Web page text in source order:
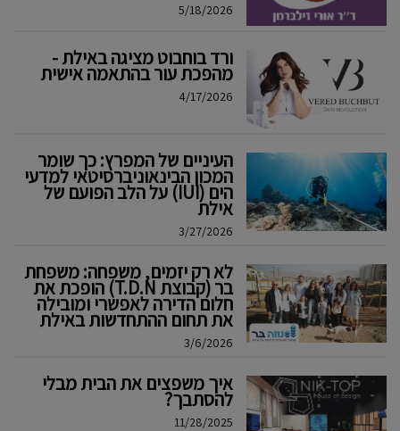
5/18/2026
ורד בוחבוט מציגה באילת -
מהפכת עור בהתאמה אישית
4/17/2026
העיניים של המפרץ: כך שומר
המכון הבינאוניברסיטאי למדעי
הים (IUI) על הלב הפועם של
אילת
3/27/2026
לא רק יזמים, משפחה: משפחת
בר (קבוצת T.D.N) הופכת את
חלום הדירה לאפשרי ומובילה
את תחום ההתחדשות באילת
3/6/2026
איך משפצים את הבית מבלי
להסתבך?
11/28/2025